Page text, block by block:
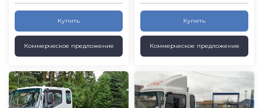
Купить
Коммерческое предложение
Купить
Коммерческое предложение